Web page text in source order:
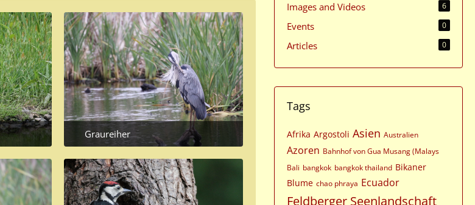
Graureiher
June 28, 2020 at 8:51 PM
Images and Videos 6
Events 0
Articles 0
Tags
Afrika Argostoli Asien Australien
Azoren Bahnhof von Gua Musang (Malays
Bali bangkok bangkok thailand Bikaner
Blume chao phraya Ecuador
Feldberger Seenlandschaft